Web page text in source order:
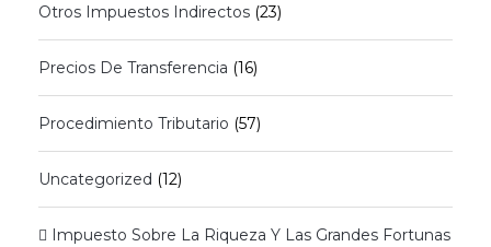
Otros Impuestos Indirectos (23)
Precios De Transferencia (16)
Procedimiento Tributario (57)
Uncategorized (12)
 Impuesto Sobre La Riqueza Y Las Grandes Fortunas